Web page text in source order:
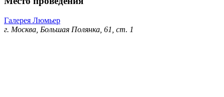
Галерея Люмьер
г. Москва, Большая Полянка, 61, ст. 1